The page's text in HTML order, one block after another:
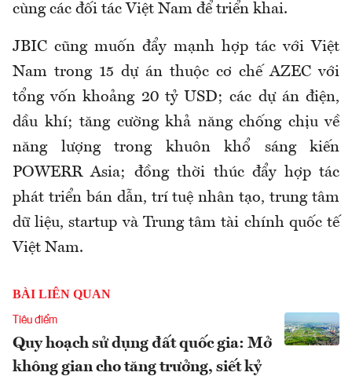
cùng các đối tác Việt Nam để triển khai.
JBIC cũng muốn đẩy mạnh hợp tác với Việt
Nam trong 15 dự án thuộc cơ chế AZEC với
tổng vốn khoảng 20 tỷ USD; các dự án điện,
dầu khí; tăng cường khả năng chống chịu về
năng lượng trong khuôn khổ sáng kiến
POWERR Asia; đồng thời thúc đẩy hợp tác
phát triển bán dẫn, trí tuệ nhân tạo, trung tâm
dữ liệu, startup và Trung tâm tài chính quốc tế
Việt Nam.
BÀI LIÊN QUAN
Tiêu điểm
Quy hoạch sử dụng đất quốc gia: Mở
không gian cho tăng trưởng, siết kỷ